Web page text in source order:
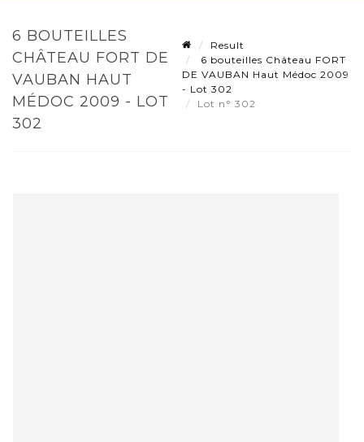
6 BOUTEILLES
CHÂTEAU FORT DE
VAUBAN HAUT
MÉDOC 2009 - LOT
302
Result
6 bouteilles Château FORT
DE VAUBAN Haut Médoc 2009
- Lot 302
Lot n° 302